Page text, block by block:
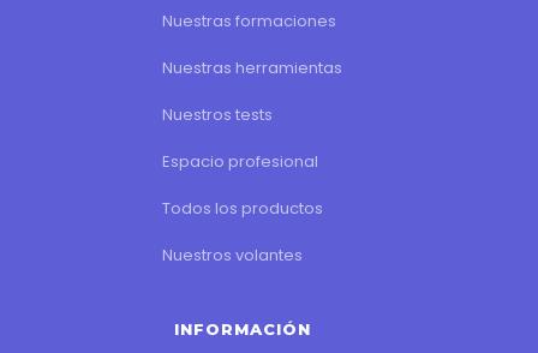
Nuestras formaciones
Nuestras herramientas
Nuestros tests
Espacio profesional
Todos los productos
Nuestros volantes
INFORMACIÓN